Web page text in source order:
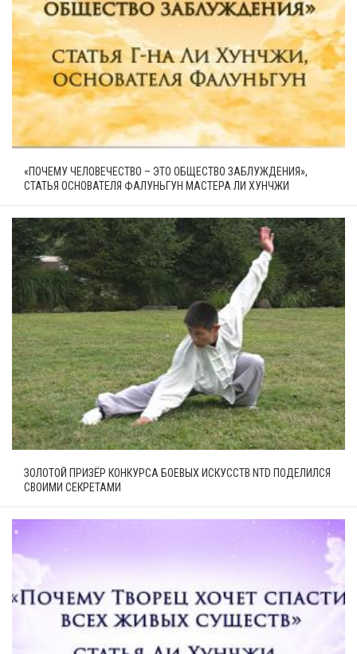
«ПОЧЕМУ ЧЕЛОВЕЧЕСТВО – ЭТО ОБЩЕСТВО ЗАБЛУЖДЕНИЯ»,
СТАТЬЯ ОСНОВАТЕЛЯ ФАЛУНЬГУН МАСТЕРА ЛИ ХУНЧЖИ
ЗОЛОТОЙ ПРИЗЁР КОНКУРСА БОЕВЫХ ИСКУССТВ NTD ПОДЕЛИЛСЯ
СВОИМИ СЕКРЕТАМИ